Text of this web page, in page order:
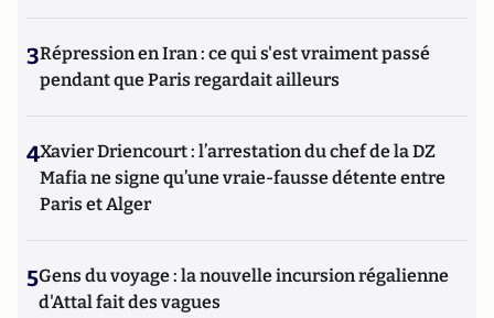
3Répression en Iran : ce qui s'est vraiment passé
pendant que Paris regardait ailleurs
4Xavier Driencourt : l’arrestation du chef de la DZ
Mafia ne signe qu’une vraie-fausse détente entre
Paris et Alger
5Gens du voyage : la nouvelle incursion régalienne
d'Attal fait des vagues